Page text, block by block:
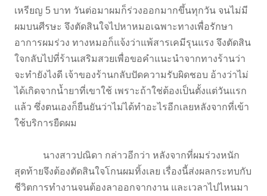
เหรียญ 5 บาท วันต่อมาผมก็ร่วงออกมากขึ้นทุกวัน จนไม่มี
ผมบนศีรษะ จึงตัดสินใจไปหาหมอเฉพาะทางเพื่อรักษา
อาการผมร่วง ทางหมอก็แจ้งว่าแพ้สารเคมีรุนแรง จึงตัดสิน
ใจกลับไปที่ร้านเสริมสวยเพื่อขอคำแนะนำจากทางร้านว่า
จะทำยังไงดี เจ้าของร้านกลับปัดความรับผิดชอบ อ้างว่าไม่
ได้เกิดจากน้ำยาที่เขาใช้ เพราะถ้าใช่ต้องเป็นตั้งแต่วันแรก
แล้ว ซึ่งตนเองก็ยืนยันว่าไม่ได้ทำอะไรอีกเลยหลังจากที่เข้า
ใช้บริการยืดผม
นางสาวปณิดา กล่าวอีกว่า หลังจากที่ผมร่วงหนัก
สุดท้ายจึงต้องตัดสินใจโกนผมทิ้งเลย เรื่องนี้ส่งผลกระทบกับ
ชีวิตการทำงานจนต้องลาออกจากงาน และเวลาไปไหนมา